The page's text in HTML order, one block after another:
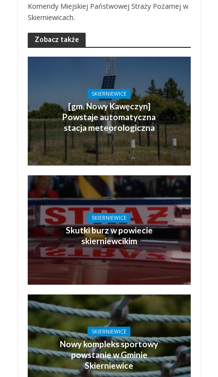
Komendy Miejskiej Państwowej Straży Pożarnej w
Skierniewicach.
Zobacz także
SKIERNIEWICE
[gm. Nowy Kawęczyn]
Powstaje automatyczna
stacja meteorologiczna
SKIERNIEWICE
Skutki burz w powiecie
skierniewcikim
SKIERNIEWICE
Nowy kompleks sportowy
powstanie w Gminie
Skierniewice